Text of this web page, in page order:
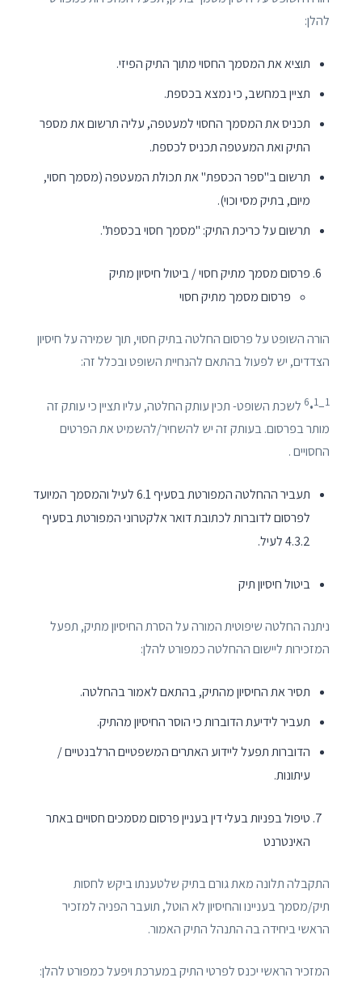
להלן:
תוציא את המסמך החסוי מתוך התיק הפיזי.
תציין במחשב, כי נמצא בכספת.
תכניס את המסמך החסוי למעטפה, עליה תרשום את מספר
התיק ואת המעטפה תכניס לכספת.
תרשום ב"ספר הכספת" את תכולת המעטפה (מסמך חסוי,
מיום, בתיק מסי וכוי).
תרשום על כריכת התיק: "מסמך חסוי בכספת".
פרסום מסמך מתיק חסוי / ביטול חיסיון מתיק
פרסום מסמך מתיק חסוי
הורה השופט על פרסום החלטה בתיק חסוי, תוך שמירה על חיסיון
הצדדים, יש לפעול בהתאם להנחיית השופט ובכלל זה:
1
–
1
•
6 לשכת השופט- תכין עותק החלטה, עליו תציין כי עותק זה
מותר בפרסום. בעותק זה יש להשחיר/להשמיט את הפרטים
החסויים .
תעביר ההחלטה המפורטת בסעיף 6.1 לעיל והמסמך המיועד
לפרסום לדוברות לכתובת דואר אלקטרוני המפורטת בסעיף
4.3.2 לעיל.
ביטול חיסיון תיק
ניתנה החלטה שיפוטית המורה על הסרת החיסיון מתיק, תפעל
המזכירות ליישום ההחלטה כמפורט להלן:
תסיר את החיסיון מהתיק, בהתאם לאמור בהחלטה.
תעביר לידיעת הדוברות כי הוסר החיסיון מהתיק.
הדוברות תפעל ליידוע האתרים המשפטיים הרלבנטיים /
עיתונות.
טיפול בפניות בעלי דין בעניין פרסום מסמכים חסויים באתר
האינטרנט
התקבלה תלונה מאת גורם בתיק שלטענתו ביקש לחסות
תיק/מסמך בעניינו והחיסיון לא הוטל, תועבר הפניה למזכיר
הראשי ביחידה בה התנהל התיק האמור.
המזכיר הראשי יכנס לפרטי התיק במערכת ויפעל כמפורט להלן: